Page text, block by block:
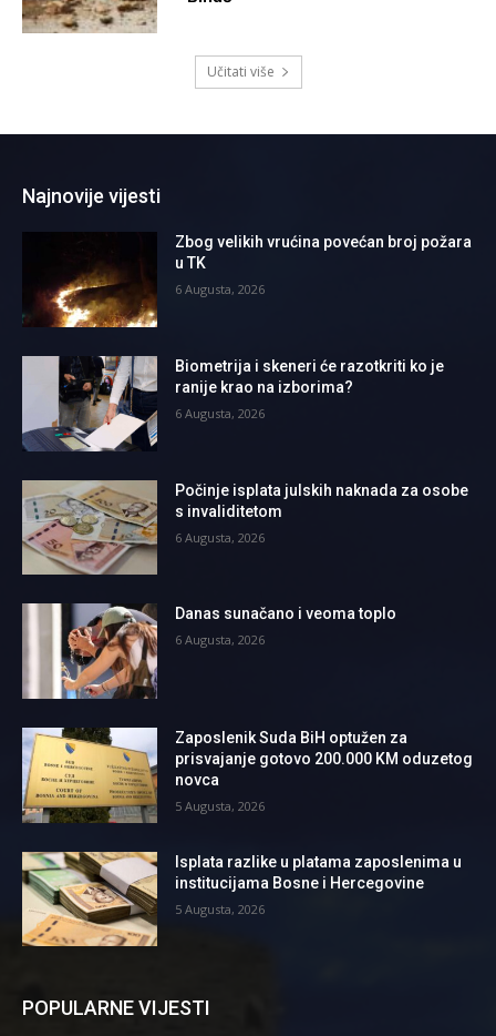
Učitati više
Najnovije vijesti
Zbog velikih vrućina povećan broj požara
u TK
6 Augusta, 2026
Biometrija i skeneri će razotkriti ko je
ranije krao na izborima?
6 Augusta, 2026
Počinje isplata julskih naknada za osobe
s invaliditetom
6 Augusta, 2026
Danas sunačano i veoma toplo
6 Augusta, 2026
Zaposlenik Suda BiH optužen za
prisvajanje gotovo 200.000 KM oduzetog
novca
5 Augusta, 2026
Isplata razlike u platama zaposlenima u
institucijama Bosne i Hercegovine
5 Augusta, 2026
POPULARNE VIJESTI